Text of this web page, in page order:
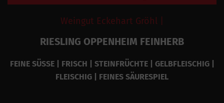
Weingut Eckehart Gröhl |
RIESLING OPPENHEIM FEINHERB
FEINE SÜSSE | FRISCH | STEINFRÜCHTE | GELBFLEISCHIG |
FLEISCHIG | FEINES SÄURESPIEL